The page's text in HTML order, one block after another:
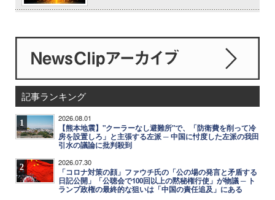
記事ランキング
1 2026.08.01
【熊本地震】"クーラーなし避難所"で、「防衛費を削って冷
房を設置しろ」と主張する左派 ─ 中国に忖度した左派の我田
引水の議論に批判殺到
2 2026.07.30
「コロナ対策の顔」ファウチ氏の「公の場の発言と矛盾する
日記公開」「公聴会で100回以上の黙秘権行使」が物議 ─ ト
ランプ政権の最終的な狙いは「中国の責任追及」にある